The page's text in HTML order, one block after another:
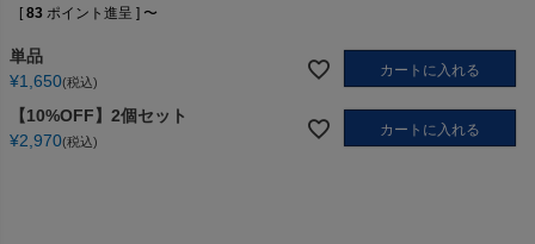
[ 83 ポイント進呈 ] 〜
単品
¥1,650 税込
カートに入れる
【10%OFF】2個セット
¥2,970 税込
カートに入れる